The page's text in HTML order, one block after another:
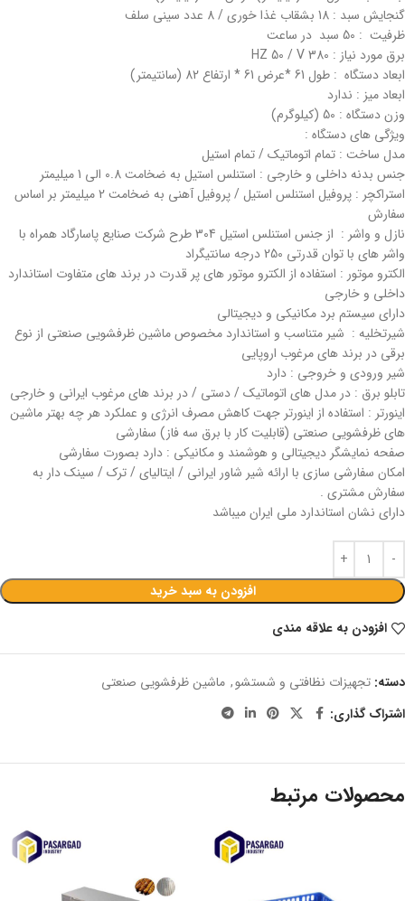
گنجایش سبد : 18 بشقاب غذا خوری / 8 عدد سینی سلف
ظرفیت : 50 سبد در ساعت
برق مورد نیاز : HZ 50 / V 380
ابعاد دستگاه : طول 61 *عرض 61 * ارتفاع 82 (سانتیمتر)
ابعاد میز : ندارد
وزن دستگاه : 50 (کیلوگرم)
ویژگی های دستگاه :
مدل ساخت : تمام اتوماتیک / تمام استیل
جنس بدنه داخلی و خارجی : استنلس استیل به ضخامت 0.8 الی 1 میلیمتر
استراکچر : پروفیل استنلس استیل / پروفیل آهنی به ضخامت 2 میلیمتر بر اساس
سفارش
نازل و واشر : از جنس استنلس استیل 304 طرح شرکت صنایع پاسارگاد همراه با
واشر های با توان قدرتی 250 درجه سانتیگراد
الکترو موتور : استفاده از الکترو موتور های پر قدرت در برند های متفاوت استاندارد
داخلی و خارجی
دارای سیستم برد مکانیکی و دیجیتالی
شیرتخلیه : شیر متناسب و استاندارد مخصوص ماشین ظرفشویی صنعتی از نوع
برقی در برند های مرغوب اروپایی
شیر ورودی و خروجی : دارد
تابلو برق : در مدل های اتوماتیک / دستی / در برند های مرغوب ایرانی و خارجی
اینورتر : استفاده از اینورتر جهت کاهش مصرف انرژی و عملکرد هر چه بهتر ماشین
های ظرفشویی صنعتی (قابلیت کار با برق سه فاز) سفارشی
صفحه نمایشگر دیجیتالی و هوشمند و مکانیکی : دارد بصورت سفارشی
امکان سفارشی سازی با ارائه شیر شاور ایرانی / ایتالیای / ترک / سینک دار به
سفارش مشتری .
دارای نشان استاندارد ملی ایران میباشد
افزودن به سبد خرید
افزودن به علاقه مندی
دسته: تجهیزات نظافتی و شستشو, ماشین ظرفشویی صنعتی
اشتراک گذاری:
محصولات مرتبط